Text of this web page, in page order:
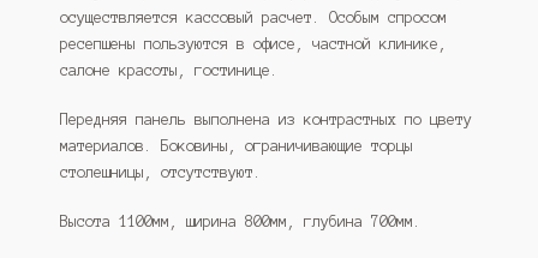
осуществляется кассовый расчет. Особым спросом
ресепшены пользуются в офисе, частной клинике,
салоне красоты, гостинице.
Передняя панель выполнена из контрастных по цвету
материалов. Боковины, ограничивающие торцы
столешницы, отсутствуют.
Высота 1100мм, ширина 800мм, глубина 700мм.